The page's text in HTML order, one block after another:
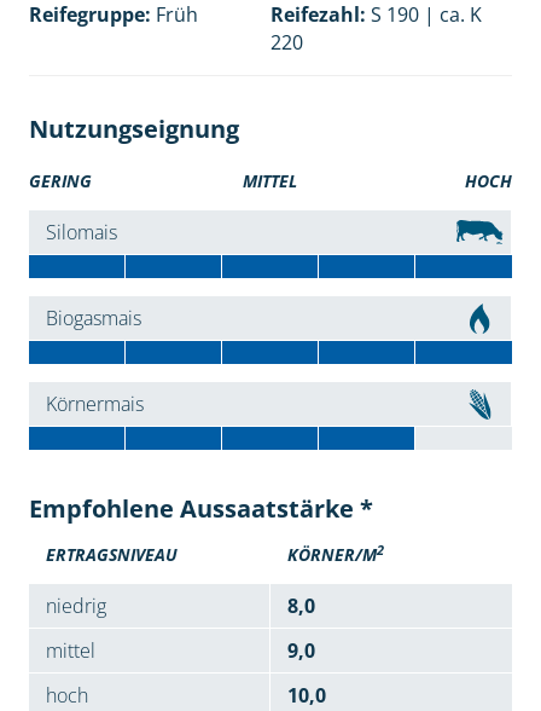
Reifegruppe: Früh Reifezahl: S 190 | ca. K
220
Nutzungseignung
GERING MITTEL HOCH
Silomais
Biogasmais
Körnermais
Empfohlene Aussaatstärke *
ERTRAGSNIVEAU KÖRNER/M2
niedrig
8,0
mittel
9,0
hoch
10,0